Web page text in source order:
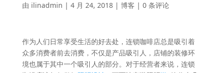
由 ilinadmin | 4 月 24, 2018| 博客 | 0 条评论
作为人们日常享受生活的好去处，连锁咖啡店总是吸引着
众多消费者前去消费，不仅是产品吸引人，店铺的装修环
境也属于其中一个吸引人的部分。对于经营者来说，连锁